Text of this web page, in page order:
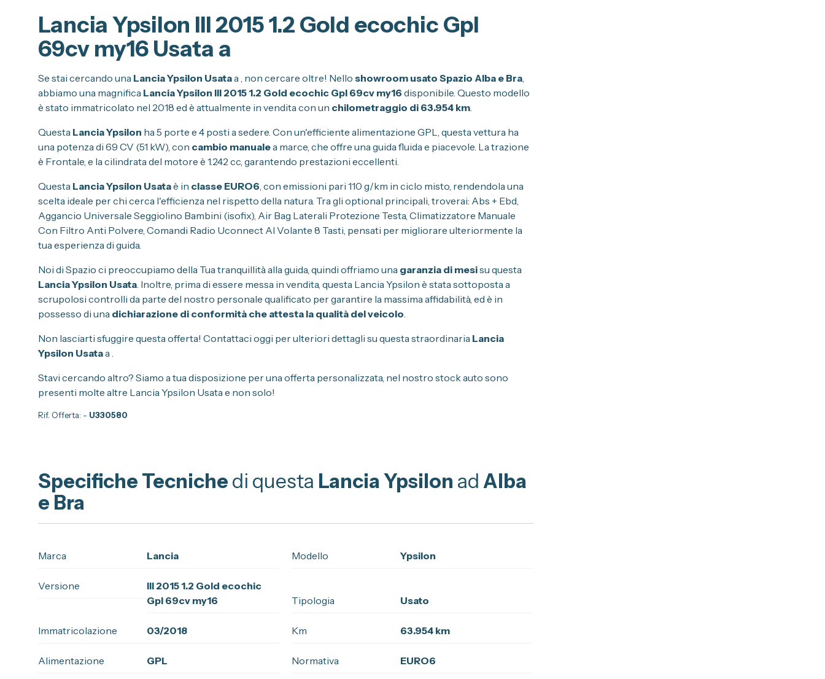
Lancia Ypsilon III 2015 1.2 Gold ecochic Gpl
69cv my16 Usata a
Se stai cercando una Lancia Ypsilon Usataa, non cercare oltre! Nello showroom usato Spazio Alba e Bra,
abbiamo una magnifica Lancia Ypsilon III 2015 1.2 Gold ecochic Gpl 69cv my16 disponibile. Questo modello
è stato immatricolato nel 2018 ed è attualmente in vendita con un chilometraggio di 63.954 km.
Questa Lancia Ypsilon ha 5 porte e 4 posti a sedere. Con un'efficiente alimentazione GPL, questa vettura ha
una potenza di 69 CV (51 kW), con cambio manualea marce, che offre una guida fluida e piacevole. La trazione
è Frontale, e la cilindrata del motore è 1.242 cc, garantendo prestazioni eccellenti.
Questa Lancia Ypsilon Usataè in classe EURO6, con emissioni pari 110 g/km in ciclo misto, rendendola una
scelta ideale per chi cerca l'efficienza nel rispetto della natura. Tra gli optional principali, troverai: Abs + Ebd,
Aggancio Universale Seggiolino Bambini (isofix), Air Bag Laterali Protezione Testa, Climatizzatore Manuale
Con Filtro Anti Polvere, Comandi Radio Uconnect Al Volante 8 Tasti, pensati per migliorare ulteriormente la
tua esperienza di guida.
Noi di Spazio ci preoccupiamo della Tua tranquillità alla guida, quindi offriamo una garanzia di mesisu questa
Lancia Ypsilon Usata. Inoltre, prima di essere messa in vendita, questa Lancia Ypsilon è stata sottoposta a
scrupolosi controlli da parte del nostro personale qualificato per garantire la massima affidabilità, ed è in
possesso di una dichiarazione di conformità che attesta la qualità del veicolo.
Non lasciarti sfuggire questa offerta! Contattaci oggi per ulteriori dettagli su questa straordinaria Lancia
Ypsilon Usataa.
Stavi cercando altro? Siamo a tua disposizione per una offerta personalizzata, nel nostro stock auto sono
presenti molte altre Lancia Ypsilon Usata e non solo!
Rif. Offerta: - U330580
Specifiche Tecniche di questa Lancia Ypsilon ad Alba
e Bra
Marca Lancia Modello Ypsilon
Versione
III 2015 1.2 Gold ecochic
Gpl 69cv my16
Tipologia Usato
Immatricolazione 03/2018 Km 63.954 km
Alimentazione GPL Normativa EURO6